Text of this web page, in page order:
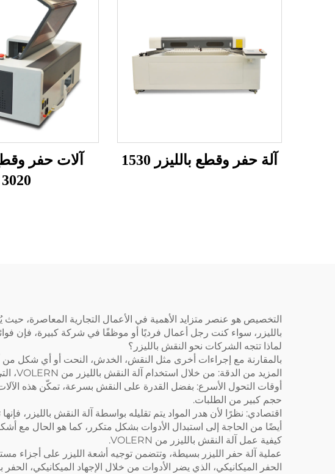
آلة حفر وقطع بالليزر 1530
آلات حفر
3020
التخصيص هو عنصر متزايد الأهمية في الأعمال التجارية المعاصرة،
بالليزر، سواء كنت رجل أعمال فرديًا أو موظفًا في شركة كبيرة، فإن
لماذا تتجه الشركات نحو النقش بالليزر؟
بالمقارنة مع إجراءات أخرى مثل النقش، الخدش، النحت أو أي شكل من
المزيد من الدقة: من خلال استخدام آلة النقش بالليزر من VOLERN، التي تتيح نتيجة مثالية، يمكن حتى إدخال أدق التفاصيل في المادة.
أوقات التحول الأسرع: بفضل القدرة على النقش بسرعة، تمكّن هذه
حجم كبير من الطلبات.
اقتصادي: نظرًا لأن هدر المواد يتم تقليله بواسطة آلة النقش بالليزر،
أيضًا من الحاجة إلى استبدال الأدوات بشكل متكرر، كما هو الحال
كيفية عمل آلة النقش بالليزر من VOLERN.
عملية آلة حفر الليزر بسيطة، وتتضمن توجيه أشعة الليزر على أجزاء
الحفر الميكانيكي، الذي يضر الأدوات من خلال الإجهاد الميكانيكي،